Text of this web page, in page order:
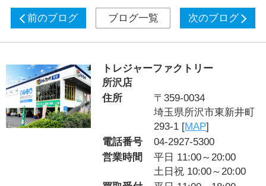
前のブログ ブログ一覧 次のブログ
トレジャーファクトリー
所沢店
住所
〒359-0034
埼玉県所沢市東新井町
293-1 [MAP]
電話番号
04-2927-5300
営業時間
平日 11:00～20:00
土日祝 10:00～20:00